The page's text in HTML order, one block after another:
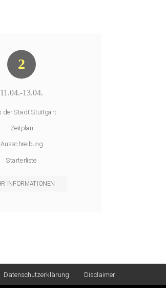
2
11.04.-13.04.
der Stadt Stuttgart
Zeitplan
Ausschreibung
Starterliste
INFORMATIONEN
Datenschutzerklärung Disclaimer